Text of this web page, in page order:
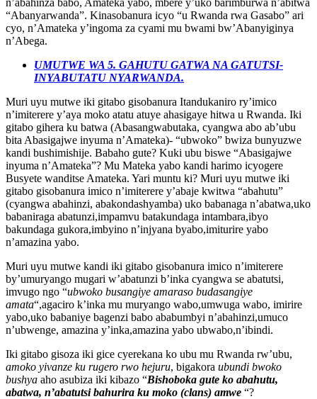
“Abanyarwanda”. Kinasobanura icyo “u Rwanda rwa Gasabo” ari
cyo, n’Amateka y’ingoma za cyami mu bwami bw’Abanyiginya
n’Abega.
UMUTWE WA 5. GAHUTU GATWA NA GATUTSI-
INYABUTATU NYARWANDA.
Muri uyu mutwe iki gitabo gisobanura Itandukaniro ry’imico
n’imiterere y’aya moko atatu atuye ahasigaye hitwa u Rwanda. Iki
gitabo gihera ku batwa (Abasangwabutaka, cyangwa abo ab’ubu
bita Abasigajwe inyuma n’Amateka)- “ubwoko” bwiza bunyuzwe
kandi bushimishije. Babaho gute? Kuki ubu biswe “Abasigajwe
inyuma n’Amateka”? Mu Mateka yabo kandi harimo icyogere
Busyete wanditse Amateka. Yari muntu ki? Muri uyu mutwe iki
gitabo gisobanura imico n’imiterere y’abaje kwitwa “abahutu”
(cyangwa abahinzi, abakondashyamba) uko babanaga n’abatwa,uko
babaniraga abatunzi,impamvu batakundaga intambara,ibyo
bakundaga gukora,imbyino n’injyana byabo,imiturire yabo
n’amazina yabo.
Muri uyu mutwe kandi iki gitabo gisobanura imico n’imiterere
by’umuryango mugari w’abatunzi b’inka cyangwa se abatutsi,
imvugo ngo “ubwoko busangiye amaraso budasangiye
amata“,agaciro k’inka mu muryango wabo,umwuga wabo, imirire
yabo,uko babaniye bagenzi babo ababumbyi n’abahinzi,umuco
n’ubwenge, amazina y’inka,amazina yabo ubwabo,n’ibindi.
Iki gitabo gisoza iki gice cyerekana ko ubu mu Rwanda rw’ubu,
amoko yivanze ku rugero rwo hejuru, bigakora ubundi bwoko
bushya aho asubiza iki kibazo “Bishoboka gute ko abahutu,
abatwa, n’abatutsi bahurira ku moko (clans) amwe “?